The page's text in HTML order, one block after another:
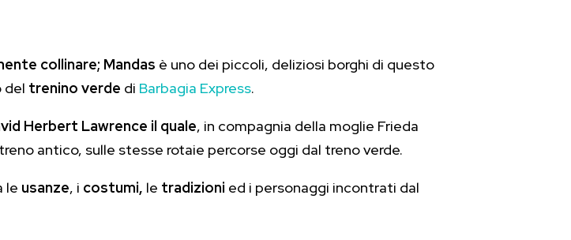
collinare; Mandas è uno dei piccoli, deliziosi borghi di questo
del trenino verde di Barbagia Express.
Herbert Lawrence il quale, in compagnia della moglie Frieda
antico, sulle stesse rotaie percorse oggi dal treno verde.
le usanze, i costumi, le tradizioni ed i personaggi incontrati dal